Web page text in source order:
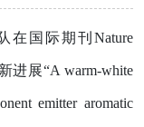
在国际期刊 Nature
进展“A warm-white
emitter aromatic